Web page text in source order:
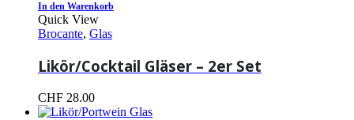
In den Warenkorb
Quick View
Brocante, Glas
Likör/Cocktail Gläser – 2er Set
CHF 28.00